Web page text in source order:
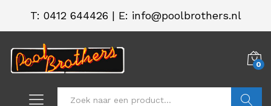
T: 0412 644426 | E: info@poolbrothers.nl
0